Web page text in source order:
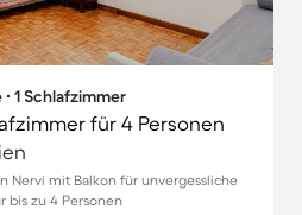
1 Schlafzimmer
für 4 Personen
Nervi mit Balkon für unvergessliche
bis zu 4 Personen